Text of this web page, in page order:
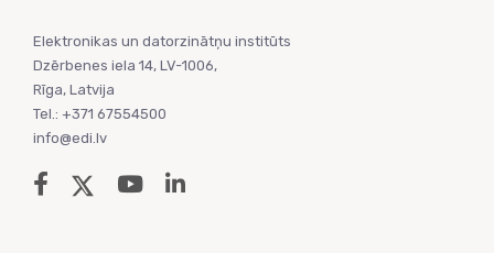
Elektronikas un datorzinātņu institūts
Dzērbenes iela 14, LV-1006,
Rīga, Latvija
Tel.: +371 67554500
info@edi.lv